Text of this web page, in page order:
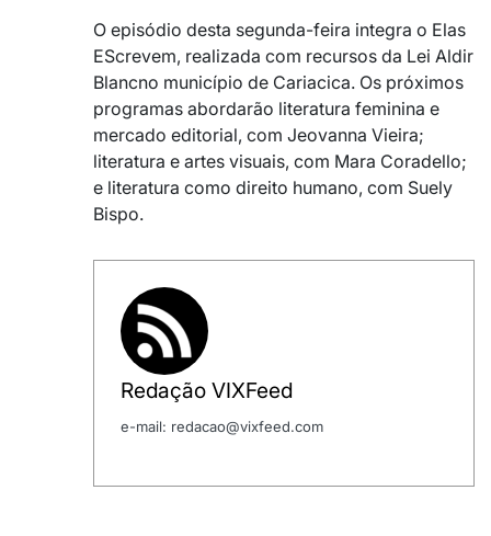
O episódio desta segunda-feira integra o Elas
EScrevem, realizada com recursos da Lei Aldir
Blancno município de Cariacica. Os próximos
programas abordarão literatura feminina e
mercado editorial, com Jeovanna Vieira;
literatura e artes visuais, com Mara Coradello;
e literatura como direito humano, com Suely
Bispo.
Redação VIXFeed
e-mail: redacao@vixfeed.com